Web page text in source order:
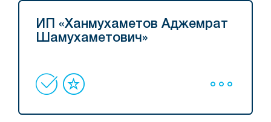
ИП «Ханмухаметов Аджемрат
Шамухаметович»